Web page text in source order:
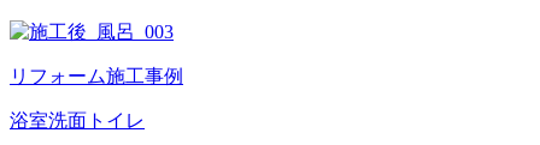
リフォーム施工事例
浴室洗面 トイレ